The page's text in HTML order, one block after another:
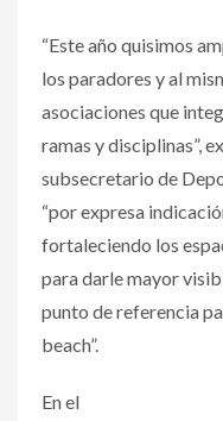
“Este año quisimos
los paradores y al
asociaciones que
ramas y disciplinas”,
subsecretario de
“por expresa
fortaleciendo los
para darle mayor
punto de referencia
beach”.
En el